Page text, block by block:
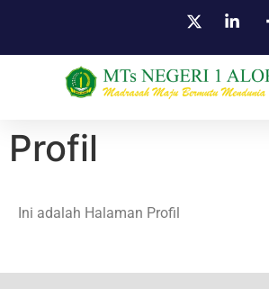
Profil
Ini adalah Halaman Profil